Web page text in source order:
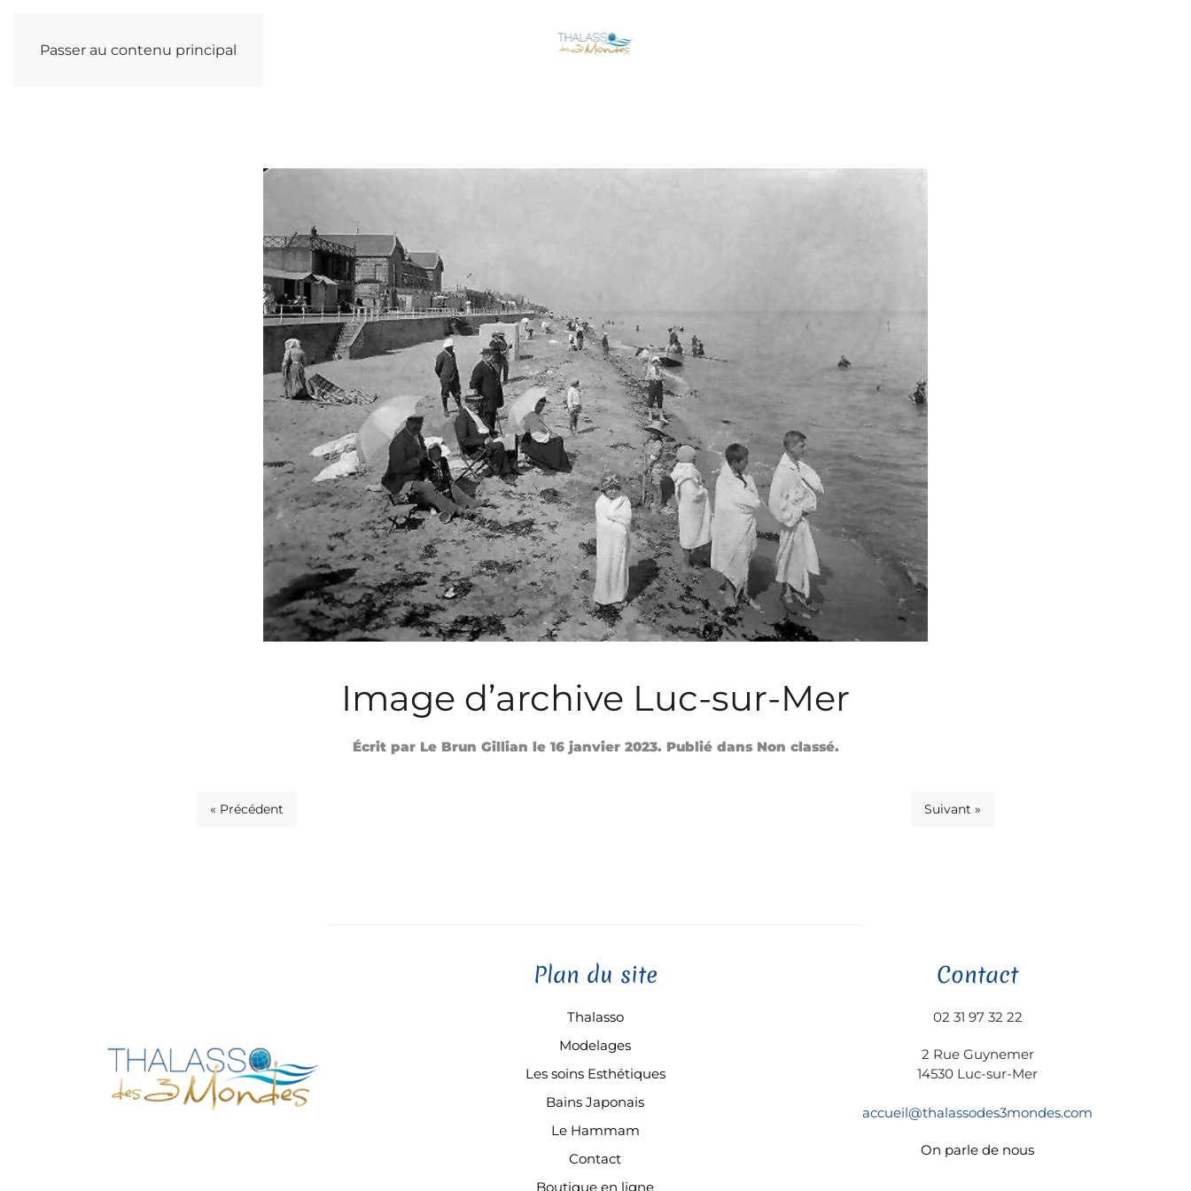
Passer au contenu principal
Image d’archive Luc-sur-Mer
Écrit par Le Brun Gillian le 16 janvier 2023. Publié dans Non classé.
« Précédent Suivant »
Plan du site
Thalasso
Modelages
Les soins Esthétiques
Bains Japonais
Le Hammam
Contact
Boutique en ligne
Contact
02 31 97 32 22
2 Rue Guynemer
14530 Luc-sur-Mer
accueil@thalassodes3mondes.com
On parle de nous